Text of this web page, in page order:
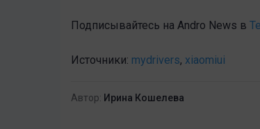
Подписывайтесь на Andro News в
Источники: mydrivers, xiaomiui
Автор: Ирина Кошелева